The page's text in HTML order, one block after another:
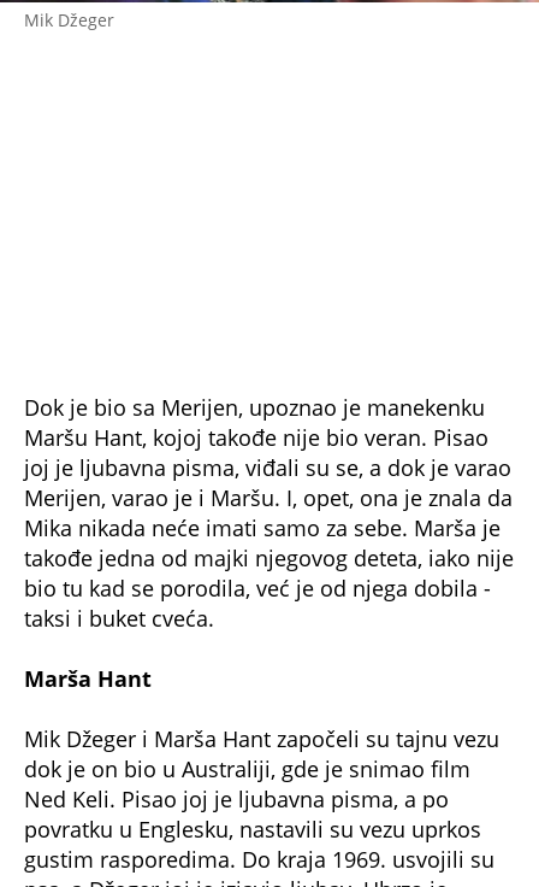
"To nije bila obična ljubavna veza," rekla je
veze: "Bio je obrazovan, radikalan – drugačiji od
slike koju ljudi danas imaju o njemu.
Vremenom se to nekako zaboravi."
Bjanka Džeger
Mik Džeger upoznao je Bjanku (rođenu Blanka
Peres-Mora Masijas) 1970. godine tokom
rodila njegovo prvo dete. Veza s Bjankom brzo
u maju su se venčali u luksuznoj ceremoniji u
Sen Tropeu. Ipak, kako je kasnije priznala,
Bjanka je još na dan venčanja znala da brak
neće uspeti.